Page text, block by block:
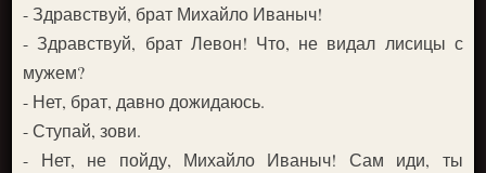
- Здравствуй, брат Михайло Иваныч!
- Здравствуй, брат Левон! Что, не видал лисицы с
мужем?
- Нет, брат, давно дожидаюсь.
- Ступай, зови.
- Нет, не пойду, Михайло Иваныч! Сам иди, ты